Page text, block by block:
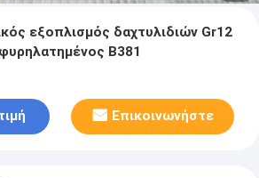
εξοπλισμός δαχτυλιδιών Gr12
B381
Επικοινωνήστε